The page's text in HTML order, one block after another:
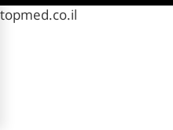
topmed.co.il